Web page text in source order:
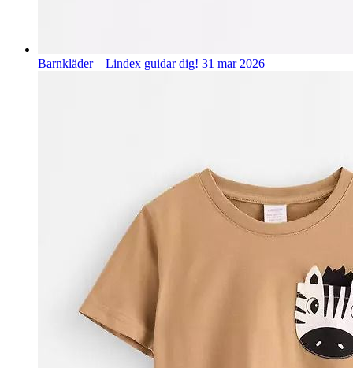
Barnkläder – Lindex guidar dig! 31 mar 2026